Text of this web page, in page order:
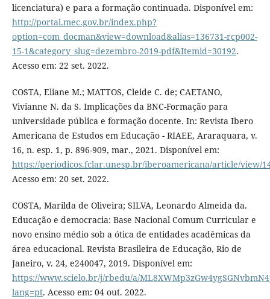
licenciatura) e para a formação continuada. Disponível em:
http://portal.mec.gov.br/index.php?
option=com_docman&view=download&alias=136731-rcp002-
15-1&category_slug=dezembro-2019-pdf&Itemid=30192.
Acesso em: 22 set. 2022.
COSTA, Eliane M.; MATTOS, Cleide C. de; CAETANO,
Vivianne N. da S. Implicações da BNC-Formação para
universidade pública e formação docente. In: Revista Ibero
Americana de Estudos em Educação - RIAEE, Araraquara, v.
16, n. esp. 1, p. 896-909, mar., 2021. Disponível em:
https://periodicos.fclar.unesp.br/iberoamericana/article/view/
Acesso em: 20 set. 2022.
COSTA, Marilda de Oliveira; SILVA, Leonardo Almeida da.
Educação e democracia: Base Nacional Comum Curricular e
novo ensino médio sob a ótica de entidades acadêmicas da
área educacional. Revista Brasileira de Educação, Rio de
Janeiro, v. 24, e240047, 2019. Disponível em:
https://www.scielo.br/j/rbedu/a/
lang=pt. Acesso em: 04 out. 2022.